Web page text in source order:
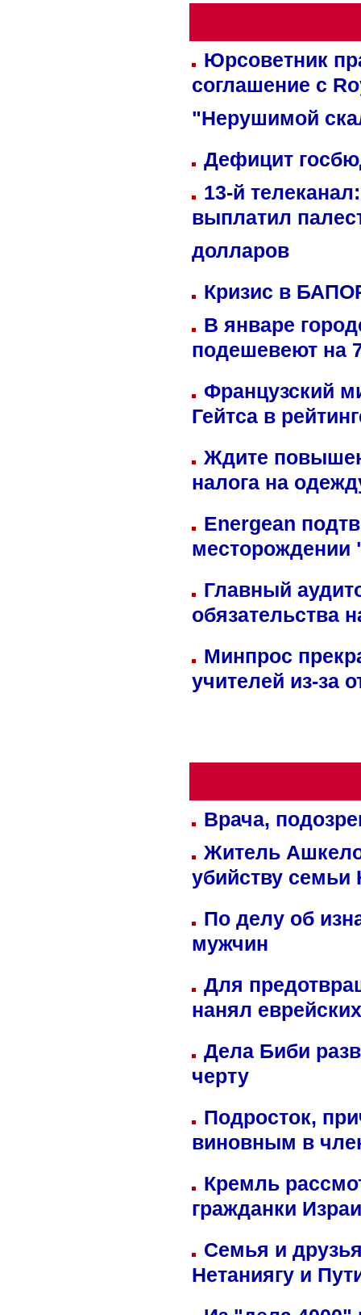
Юрсоветник
соглашение с
"Нерушимой
Дефицит
13-й
выплатил
долларов
Кризис в
В январе
подешевеют на
Французский
Гейтса в
Ждите
налога на
Energean
Главный
обязательства
Минпрос
учителей из-за
Врача,
Житель
убийству семьи
По делу об
мужчин
Для
нанял
Дела Биби
черту
Подросток,
виновным в
Кремль
гражданки
Семья и
Нетаниягу и